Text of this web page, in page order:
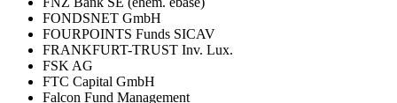
FONDSNET GmbH
FOURPOINTS Funds SICAV
FRANKFURT-TRUST Inv. Lux.
FSK AG
FTC Capital GmbH
Falcon Fund Management